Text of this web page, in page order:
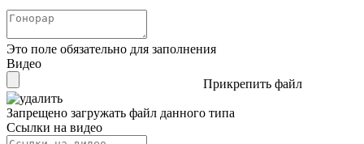
Это поле обязательно для заполнения
Видео
Прикрепить файл
Запрещено загружать файл данного типа
Ссылки на видео